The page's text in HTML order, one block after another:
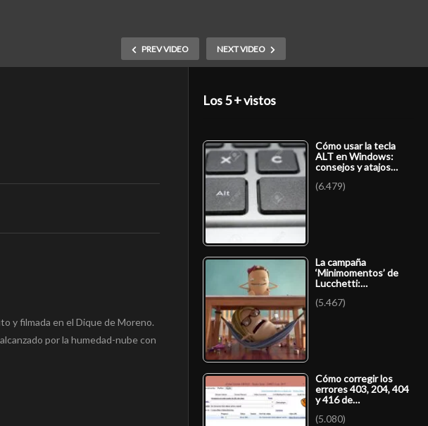
PREV VIDEO NEXT VIDEO
y filmada en el Dique de Moreno.
por la humedad-nube con
Los 5 + vistos
Cómo usar la tecla
ALT en Windows:
consejos y atajos…
(6.479)
La campaña
‘Minimomentos’ de
Lucchetti:…
(5.467)
Cómo corregir los
errores 403, 204, 404
y 416 de…
(5.080)